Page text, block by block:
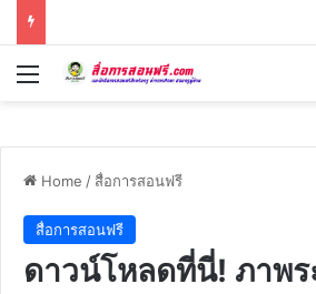
Menu
Home / สื่อการสอนฟรี
สื่อการสอนฟรี
ดาวน์โหลดที่นี่! ภาพ